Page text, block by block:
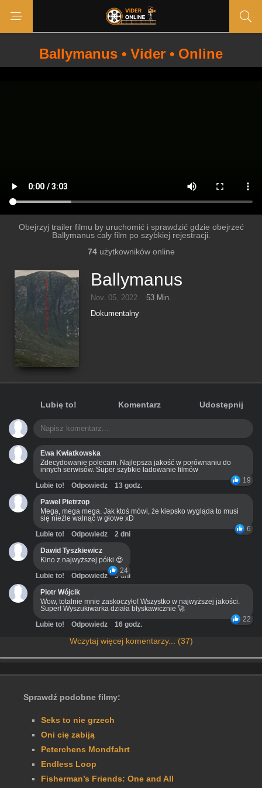
Ballymanus • Vider • Online
Obejrzyj trailer filmu by uruchomić i sprawdzić gdzie obejrzeć
Ballymanus cały film po szybkiej rejestracji.
74użytkowników online
Ballymanus
Nov. 05, 2022
53 Min.
Dokumentalny
Lubię to! Komentarz Udostępnij
Ewa Kwiatkowska
Zdecydowanie polecam. Najlepsza jakość w porównaniu do
innych serwisów. Super szybkie ładowanie filmów
19
Lubie to! Odpowiedz
13 godz.
Paweł Pietrzop
Mega, mega mega. Jak ktoś mówi, że kiepsko wygląda to musi
się nieźle walnąć w głowe xD
6
Lubie to! Odpowiedz
2 dni
Dawid Tyszkiewicz
Kino z najwyższej półki 😍
24
Lubie to! Odpowiedz
3 dni
Piotr Wójcik
Wow, totalnie mnie zaskoczyło! Wszystko w najwyższej jakości.
Super! Wyszukiwarka działa błyskawicznie 🚀
22
Lubie to! Odpowiedz 16 godz.
Wczytaj więcej komentarzy... (37)
Sprawdź podobne filmy:
Seks to nie grzech
Oni cię zabiją
Peterchens Mondfahrt
Endless Loop
Fisherman’s Friends: One and All